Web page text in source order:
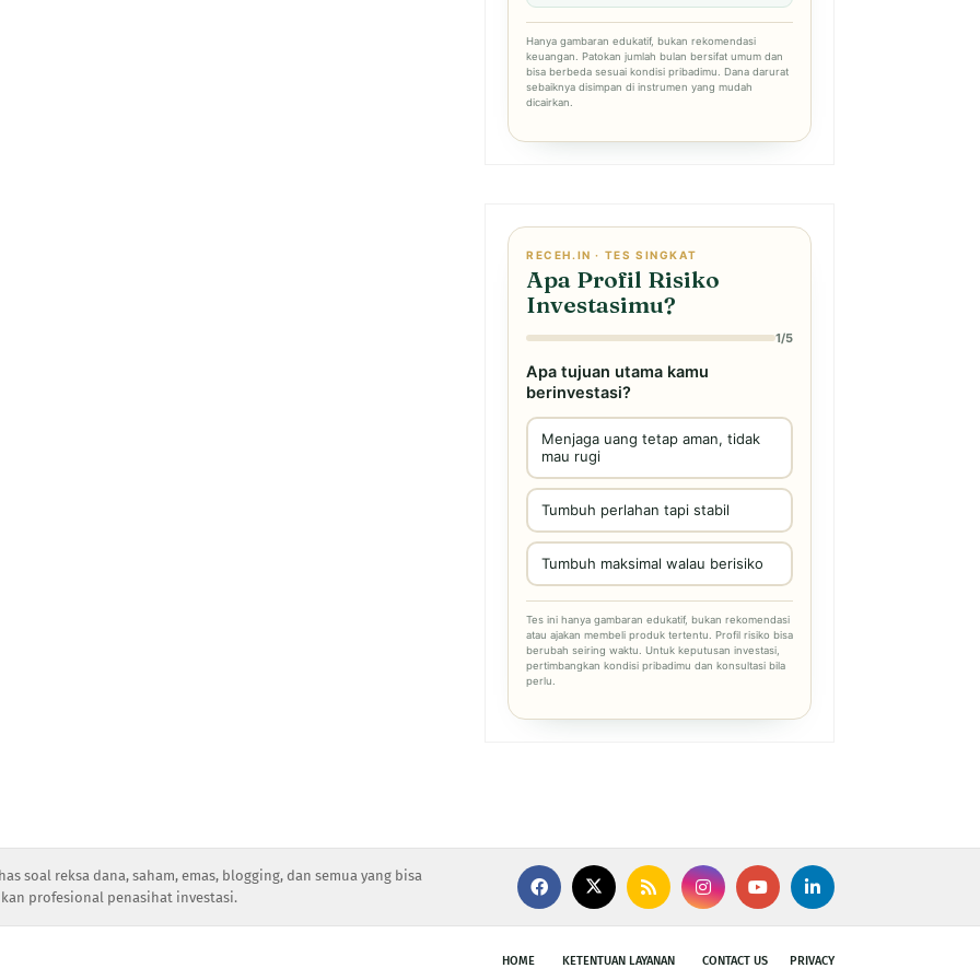
Hanya gambaran edukatif, bukan rekomendasi
keuangan. Patokan jumlah bulan bersifat umum dan
bisa berbeda sesuai kondisi pribadimu. Dana darurat
sebaiknya disimpan di instrumen yang mudah
dicairkan.
RECEH.IN · TES SINGKAT
Apa Profil Risiko
Investasimu?
1/5
Apa tujuan utama kamu
berinvestasi?
Menjaga uang tetap aman, tidak
mau rugi
Tumbuh perlahan tapi stabil
Tumbuh maksimal walau berisiko
Tes ini hanya gambaran edukatif, bukan rekomendasi
atau ajakan membeli produk tertentu. Profil risiko bisa
berubah seiring waktu. Untuk keputusan investasi,
pertimbangkan kondisi pribadimu dan konsultasi bila
perlu.
soal reksa dana, saham, emas, blogging, dan semua yang bisa
profesional penasihat investasi.
HOME KETENTUAN LAYANAN CONTACT US PRIVACY